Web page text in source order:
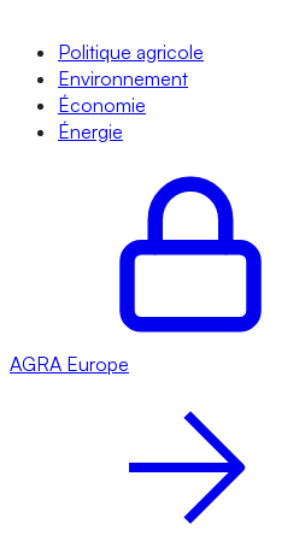
Politique agricole
Environnement
Économie
Énergie
AGRA Europe